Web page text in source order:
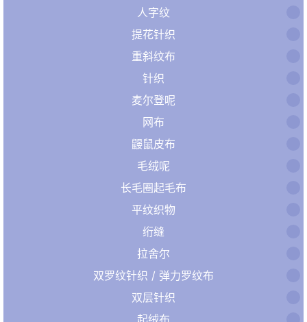
人字纹
提花针织
重斜纹布
针织
麦尔登呢
网布
鼹鼠皮布
毛绒呢
长毛圈起毛布
平纹织物
绗缝
拉舍尔
双罗纹针织 / 弹力罗纹布
双层针织
起绒布